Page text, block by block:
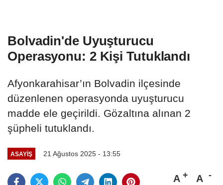
Bolvadin'de Uyuşturucu
Operasyonu: 2 Kişi Tutuklandı
Afyonkarahisar’ın Bolvadin ilçesinde
düzenlenen operasyonda uyuşturucu
madde ele geçirildi. Gözaltına alınan 2
şüpheli tutuklandı.
ASAYIŞ 21 Ağustos 2025 - 13:55
A A